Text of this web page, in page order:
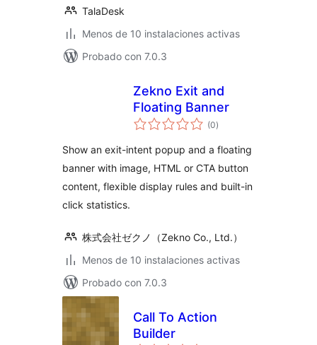
TalaDesk
Menos de 10 instalaciones activas
Probado con 7.0.3
Zekno Exit and
Floating Banner
(0evaluación
total
)
Show an exit-intent popup and a floating
banner with image, HTML or CTA button
content, flexible display rules and built-in
click statistics.
株式会社ゼクノ（Zekno Co., Ltd.）
Menos de 10 instalaciones activas
Probado con 7.0.3
Call To Action
Builder